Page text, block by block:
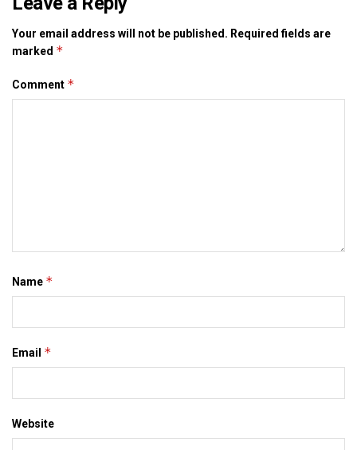
Your email address will not be published. Required fields are
marked *
Comment *
Name *
Email *
Website